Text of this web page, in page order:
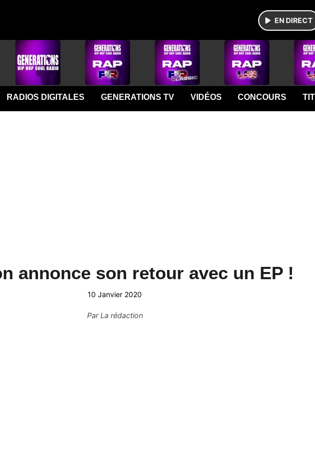
EN DIRECT
RADIOS DIGITALES GENERATIONS TV VIDÉOS CONCOURS
annonce son retour avec un EP !
10 Janvier 2020
ParLa rédaction